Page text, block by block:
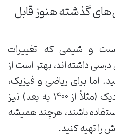
گذشته هنوز قابل
و شیمی که تغییرات
داشته‌اند، بهتر است از
اما برای ریاضی و فیزیک،
کتاب‌های چاپ سال‌های نزدیک (مثلاً از ۱۴۰۰ به بعد) نیز
باشند، هرچند همیشه
را تهیه کنید.